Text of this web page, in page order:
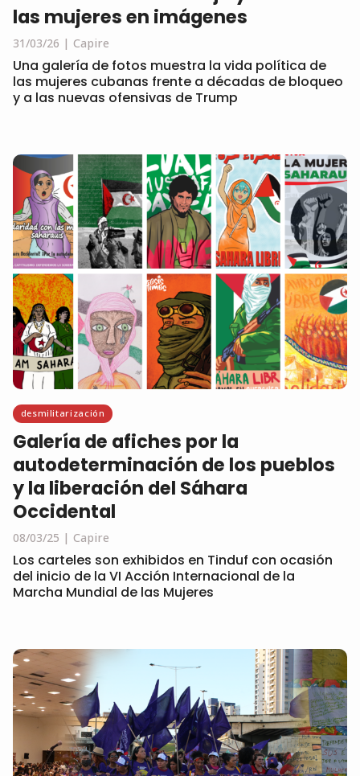
las mujeres en imágenes
31/03/26 Capire
Una galería de fotos muestra la vida política de
las mujeres cubanas frente a décadas de bloqueo
y a las nuevas ofensivas de Trump
desmilitarización
Galería de afiches por la
autodeterminación de los pueblos
y la liberación del Sáhara
Occidental
08/03/25 Capire
Los carteles son exhibidos en Tinduf con ocasión
del inicio de la VI Acción Internacional de la
Marcha Mundial de las Mujeres